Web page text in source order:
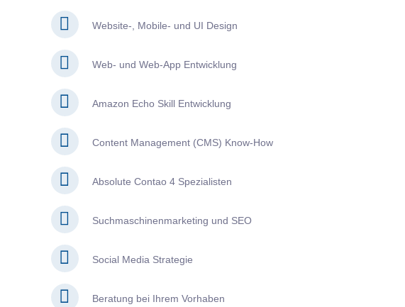
Website-, Mobile- und UI Design
Web- und Web-App Entwicklung
Amazon Echo Skill Entwicklung
Content Management (CMS) Know-How
Absolute Contao 4 Spezialisten
Suchmaschinenmarketing und SEO
Social Media Strategie
Beratung bei Ihrem Vorhaben